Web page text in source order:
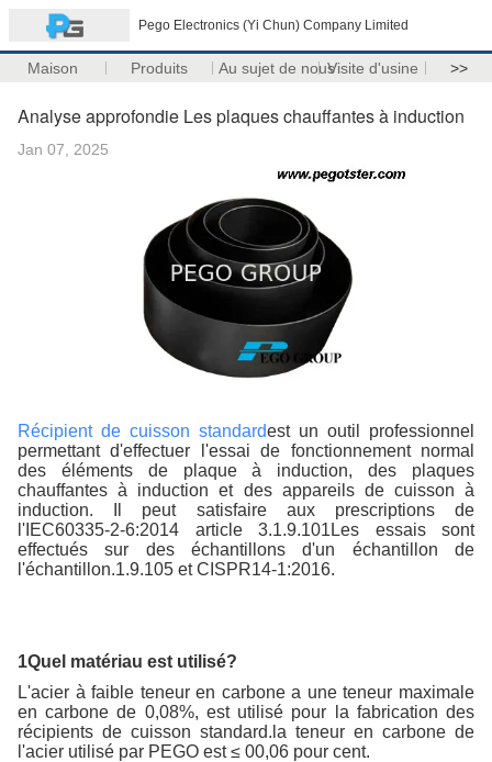
Pego Electronics (Yi Chun) Company Limited
Maison Produits Au sujet de nousVisite d'usine >>
Analyse approfondie Les plaques chauffantes à induction
Jan 07, 2025
Récipient de cuisson standardest un outil professionnel
permettant d'effectuer l'essai de fonctionnement normal
des éléments de plaque à induction, des plaques
chauffantes à induction et des appareils de cuisson à
induction. Il peut satisfaire aux prescriptions de
l'IEC60335-2-6:2014 article 3.1.9.101Les essais sont
effectués sur des échantillons d'un échantillon de
l'échantillon.1.9.105 et CISPR14-1:2016.
1Quel matériau est utilisé?
L'acier à faible teneur en carbone a une teneur maximale
en carbone de 0,08%, est utilisé pour la fabrication des
récipients de cuisson standard.la teneur en carbone de
l'acier utilisé par PEGO est ≤ 00,06 pour cent.